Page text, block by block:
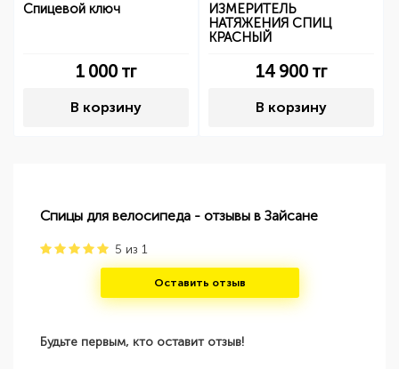
Спицевой ключ
1 000 тг
В корзину
ИЗМЕРИТЕЛЬ
НАТЯЖЕНИЯ СПИЦ
КРАСНЫЙ
14 900 тг
В корзину
Спицы для велосипеда - отзывы в Зайсане
5 из 1
Оставить отзыв
Будьте первым, кто оставит отзыв!